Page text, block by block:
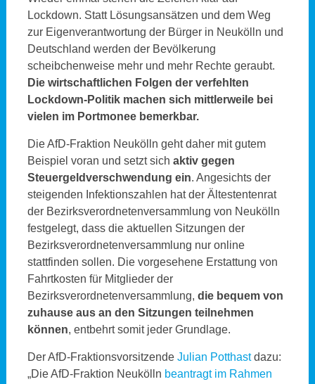
Lockdown. Statt Lösungsansätzen und dem Weg
zur Eigenverantwortung der Bürger in Neukölln und
Deutschland werden der Bevölkerung
scheibchenweise mehr und mehr Rechte geraubt.
Die wirtschaftlichen Folgen der verfehlten
Lockdown-Politik machen sich mittlerweile bei
vielen im Portmonee bemerkbar.
Die AfD-Fraktion Neukölln geht daher mit gutem
Beispiel voran und setzt sich aktiv gegen
Steuergeldverschwendung ein. Angesichts der
steigenden Infektionszahlen hat der Ältestentenrat
der Bezirksverordnetenversammlung von Neukölln
festgelegt, dass die aktuellen Sitzungen der
Bezirksverordnetenversammlung nur online
stattfinden sollen. Die vorgesehene Erstattung von
Fahrtkosten für Mitglieder der
Bezirksverordnetenversammlung, die bequem von
zuhause aus an den Sitzungen teilnehmen
können, entbehrt somit jeder Grundlage.
Der AfD-Fraktionsvorsitzende Julian Potthastdazu:
„Die AfD-Fraktion Neukölln beantragt im Rahmen